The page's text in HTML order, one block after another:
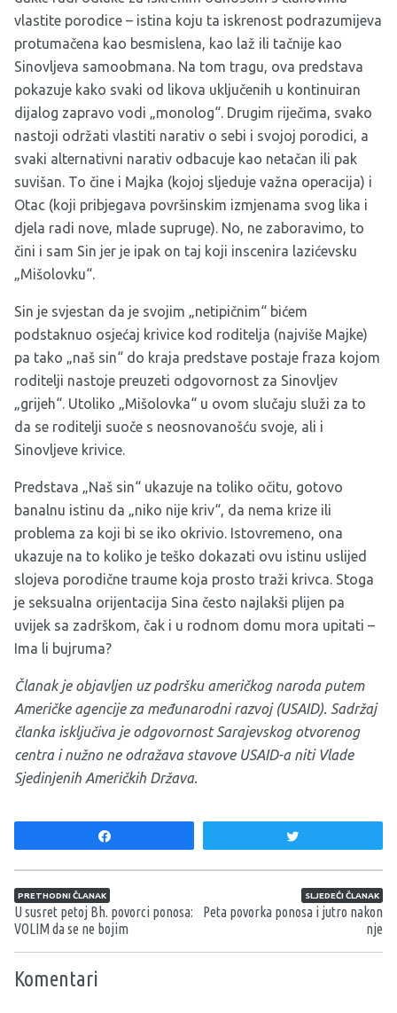
vlastite porodice – istina koju ta iskrenost podrazumijeva
protumačena kao besmislena, kao laž ili tačnije kao
Sinovljeva samoobmana. Na tom tragu, ova predstava
pokazuje kako svaki od likova uključenih u kontinuiran
dijalog zapravo vodi „monolog“. Drugim riječima, svako
nastoji održati vlastiti narativ o sebi i svojoj porodici, a
svaki alternativni narativ odbacuje kao netačan ili pak
suvišan. To čine i Majka (kojoj sljeduje važna operacija) i
Otac (koji pribjegava površinskim izmjenama svog lika i
djela radi nove, mlade supruge). No, ne zaboravimo, to
čini i sam Sin jer je ipak on taj koji inscenira lazićevsku
„Mišolovku“.
Sin je svjestan da je svojim „netipičnim“ bićem
podstaknuo osjećaj krivice kod roditelja (najviše Majke)
pa tako „naš sin“ do kraja predstave postaje fraza kojom
roditelji nastoje preuzeti odgovornost za Sinovljev
„grijeh“. Utoliko „Mišolovka“ u ovom slučaju služi za to
da se roditelji suoče s neosnovanošću svoje, ali i
Sinovljeve krivice.
Predstava „Naš sin“ ukazuje na toliko očitu, gotovo
banalnu istinu da „niko nije kriv“, da nema krize ili
problema za koji bi se iko okrivio. Istovremeno, ona
ukazuje na to koliko je teško dokazati ovu istinu uslijed
slojeva porodične traume koja prosto traži krivca. Stoga
je seksualna orijentacija Sina često najlakši plijen pa
uvijek sa zadrškom, čak i u rodnom domu mora upitati –
Ima li bujruma?
Članak je objavljen uz podršku američkog naroda putem
Američke agencije za međunarodni razvoj (USAID). Sadržaj
članka isključiva je odgovornost Sarajevskog otvorenog
centra i nužno ne odražava stavove USAID-a niti Vlade
Sjedinjenih Američkih Država.
Navigacija članaka
PRETHODNI ČLANAK
U susret petoj Bh. povorci ponosa:
VOLIM da se ne bojim
SLJEDEĆI ČLANAK
Peta povorka ponosa i jutro nakon
nje
Komentari